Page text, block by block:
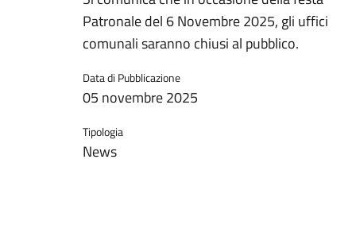
Patronale del 6 Novembre 2025, gli uffici
comunali saranno chiusi al pubblico.
Data di Pubblicazione
05 novembre 2025
Tipologia
News